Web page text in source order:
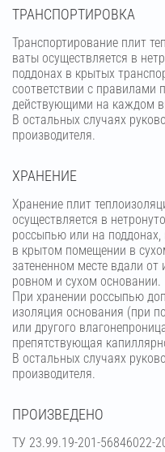
ТРАНСПОРТИРОВКА
Транспортирование плит
ваты осуществляется в
поддонах в крытых
соответствии с правилами
действующими на каждом
В остальных случаях
производителя.
ХРАНЕНИЕ
Хранение плит
осуществляется в
россыпью или на
в крытом помещении в
затененном месте вдали от
ровном и сухом основании.
При хранении россыпью
изоляция основания (при
или другого
препятствующая
В остальных случаях
производителя.
ПРОИЗВЕДЕНО
ТУ 23.99.19-201-56846022-